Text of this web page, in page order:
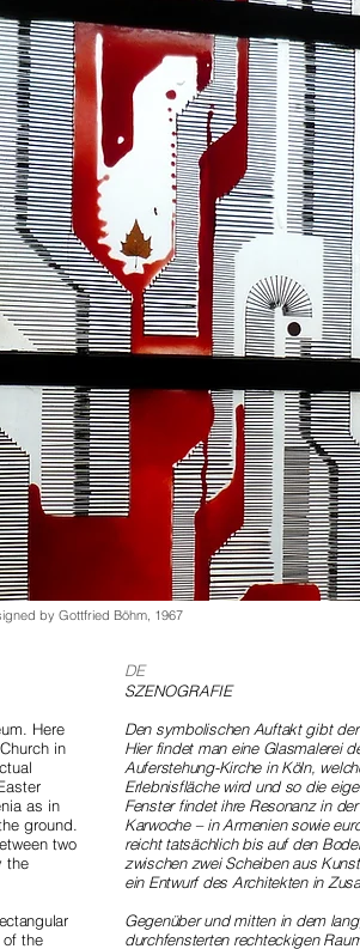
by Gottfried Böhm, 1967
Here
in
as in
ground.
two
the
the
DE
SZENOGRAFIE
Den symbolischen Auftakt gibt
Hier findet man eine Glasmalerei
Auferstehung-Kirche in Köln,
Erlebnisfläche wird und so die
Fenster findet ihre Resonanz in
Karwoche – in Armenien sowie
reicht tatsächlich bis auf den
zwischen zwei Scheiben aus
ein Entwurf des Architekten in
Gegenüber und mitten in dem
durchfensterten rechteckigen